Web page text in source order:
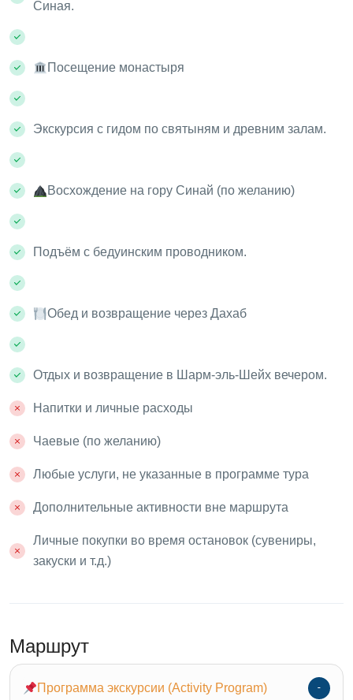
Синая.
Посещение монастыря
Экскурсия с гидом по святыням и древним залам.
Восхождение на гору Синай (по желанию)
Подъём с бедуинским проводником.
Обед и возвращение через Дахаб
Отдых и возвращение в Шарм-эль-Шейх вечером.
Напитки и личные расходы
Чаевые (по желанию)
Любые услуги, не указанные в программе тура
Дополнительные активности вне маршрута
Личные покупки во время остановок (сувениры,
закуски и т.д.)
Маршрут
Программа экскурсии (Activity Program)